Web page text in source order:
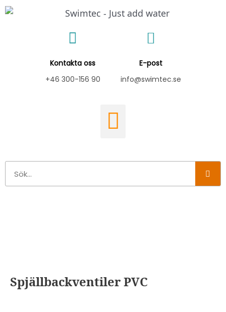
Hoppa
Kontakta oss
+46 300-156 90
E-post
info@swimtec.se
Spjällbackventiler PVC